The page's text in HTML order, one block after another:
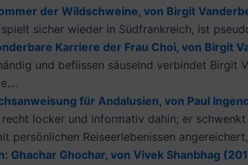
der Wildschweine, von Birgit
sicher wieder in Südfrankreich, ist
Karriere der Frau Choi, von Birgit
und beflissen säuselnd verbindet
für Andalusien, von Paul
locker und informativ dahin; er
persönlichen Reiseerlebenissen
Ghachar Ghochar, von Vivek Shanbhag